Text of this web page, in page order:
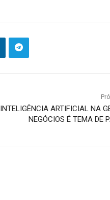
INTELIGÊNCIA ARTIFICIAL NA
NEGÓCIOS É TEMA DE